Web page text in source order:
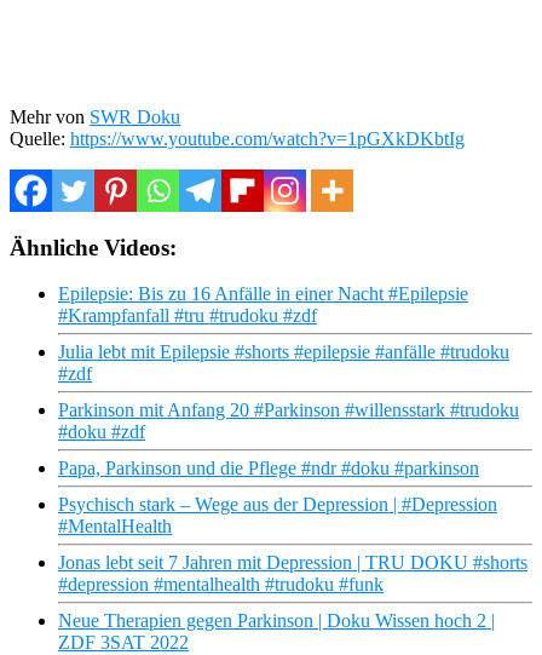
Mehr von SWR Doku
Quelle: https://www.youtube.com/watch?v=1pGXkDKbtIg
Ähnliche Videos:
Epilepsie: Bis zu 16 Anfälle in einer Nacht #Epilepsie
#Krampfanfall #tru #trudoku #zdf
Julia lebt mit Epilepsie #shorts #epilepsie #anfälle #trudoku
#zdf
Parkinson mit Anfang 20 #Parkinson #willensstark #trudoku
#doku #zdf
Papa, Parkinson und die Pflege #ndr #doku #parkinson
Psychisch stark – Wege aus der Depression | #Depression
#MentalHealth
Jonas lebt seit 7 Jahren mit Depression | TRU DOKU #shorts
#depression #mentalhealth #trudoku #funk
Neue Therapien gegen Parkinson | Doku Wissen hoch 2 |
ZDF 3SAT 2022